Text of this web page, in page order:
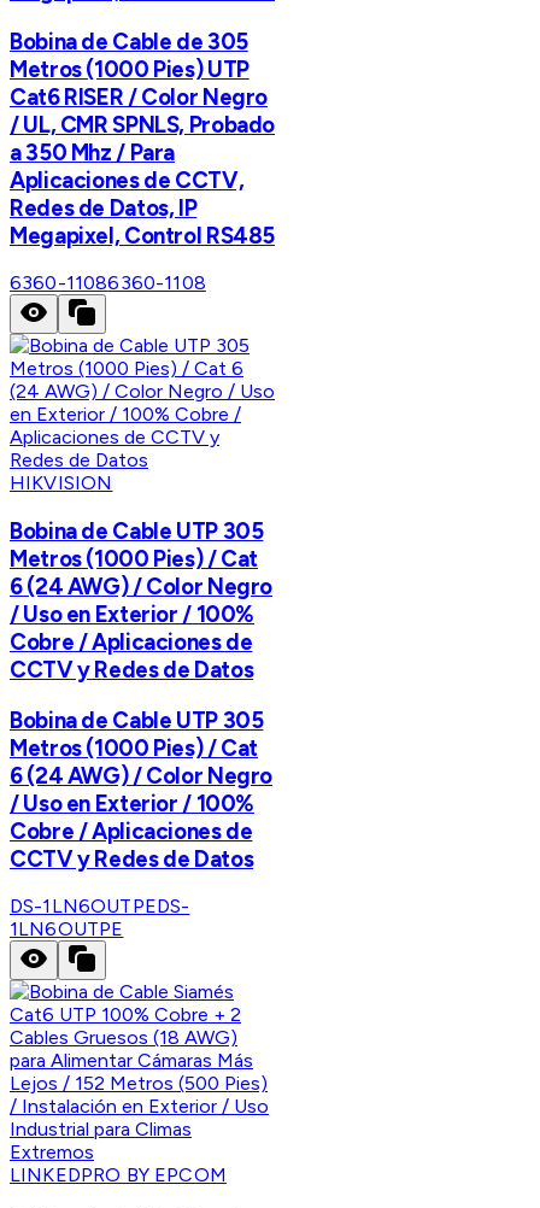
Bobina de Cable de 305
Metros (1000 Pies) UTP
Cat6 RISER / Color Negro
/ UL, CMR SPNLS, Probado
a 350 Mhz / Para
Aplicaciones de CCTV,
Redes de Datos, IP
Megapixel, Control RS485
6360-11086360-1108
HIKVISION
Bobina de Cable UTP 305
Metros (1000 Pies) / Cat
6 (24 AWG) / Color Negro
/ Uso en Exterior / 100%
Cobre / Aplicaciones de
CCTV y Redes de Datos
Bobina de Cable UTP 305
Metros (1000 Pies) / Cat
6 (24 AWG) / Color Negro
/ Uso en Exterior / 100%
Cobre / Aplicaciones de
CCTV y Redes de Datos
DS-1LN6OUTPEDS-
1LN6OUTPE
LINKEDPRO BY EPCOM